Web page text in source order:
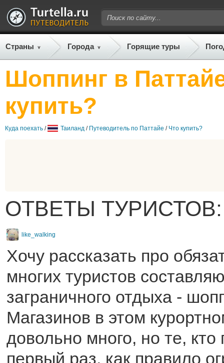
Страны Города Горящие туры
Шоппинг в
купить?
Куда поехать / Таиланд / Путеводитель по Паттайе / Что купить?
ОТВЕТЫ ТУРИСТОВ:
like_walking
Хочу рассказать про
многих туристов
заграничного отдыха -
Магазинов в этом
довольно много, но те,
первый раз, как правило